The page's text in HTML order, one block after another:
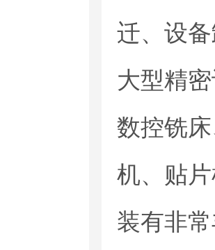
迁、设
大型精
数控铣
机、贴
装有非